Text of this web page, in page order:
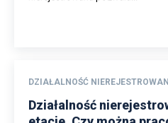
DZIAŁALNOŚĆ
Działalność